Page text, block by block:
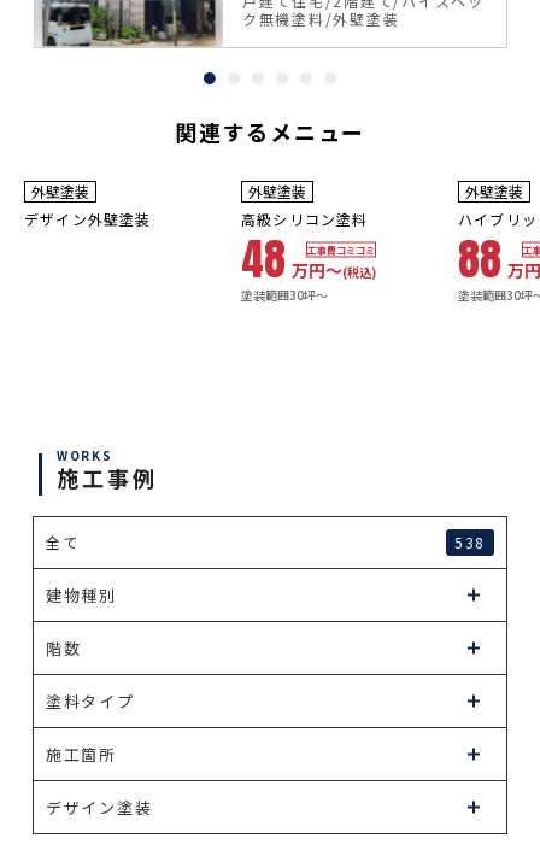
ク無機塗料 外壁塗装
関連するメニュー
外壁塗装
デザイン外壁塗装
耐用年数
10年
3
外壁塗装
高級シリコン塗料
48 万円〜(税込)
工事費コミコミ
塗装範囲30坪～
耐用年数
16~20年
外壁塗装
ハイブリ
88 万
工
塗装範囲30坪
WORKS
施工事例
全て 538
建物種別
階数
塗料タイプ
施工箇所
デザイン塗装